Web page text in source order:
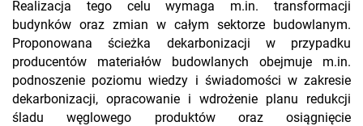
Realizacja tego celu wymaga m.in. transformacji
budynków oraz zmian w całym sektorze budowlanym.
Proponowana ścieżka dekarbonizacji w przypadku
producentów materiałów budowlanych obejmuje m.in.
podnoszenie poziomu wiedzy i świadomości w zakresie
dekarbonizacji, opracowanie i wdrożenie planu redukcji
śladu węglowego produktów oraz osiągnięcie